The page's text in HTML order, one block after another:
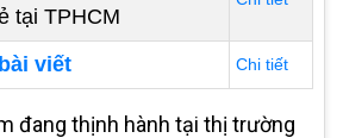
tại TPHCM
viết Chi tiết
đang thịnh hành tại thị trường